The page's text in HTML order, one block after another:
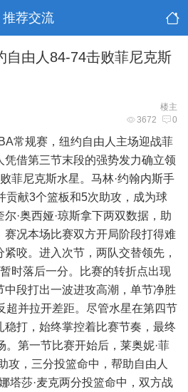
推荐交流
自由人84-74击败菲尼克斯
楼主
3672 0
常规赛，纽约自由人主场迎战菲
凭借第三节末段的强势发力确立领
菲尼克斯水星。马林·约翰内斯手
贡献3个篮板和5次助攻，成为球
·奥西娅·琼斯拿下两双数据，助
赛况本场比赛双方开局阶段打得难
咬。进入次节，两队交替领先，
时落后一分。比赛的转折点出现
段打出一波进攻高潮，单节净胜
超并拉开差距。尽管水星在第四节
稳打，始终掌控着比赛节奏，最终
。第一节比赛开始后，莱奥妮·菲
攻，三分投篮命中，帮助自由人
塔莎·麦克两分投篮命中，双方战